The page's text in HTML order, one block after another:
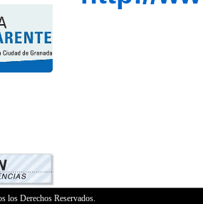
los Derechos Reservados.